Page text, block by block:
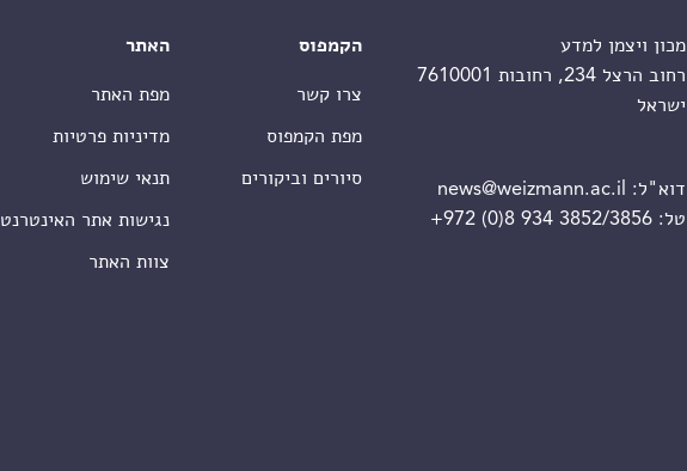
מכון ויצמן למדע
רחוב הרצל 234, רחובות 7610001
ישראל
דוא"ל:
news@weizmann.ac.il
טל:+972 (0)8 934 3852/3856
הקמפוס
צרו קשר
מפת הקמפוס
סיורים וביקורים
האתר
מפת האתר
מדיניות פרטיות
תנאי שימוש
נגישות אתר האינטרנט
צוות האתר